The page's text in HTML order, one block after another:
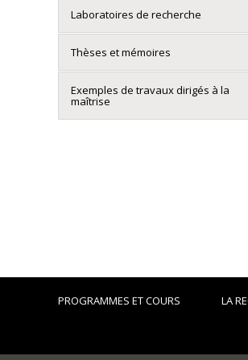
Laboratoires de recherche
Thèses et mémoires
Exemples de travaux dirigés à la
maîtrise
PROGRAMMES ET COURS LA